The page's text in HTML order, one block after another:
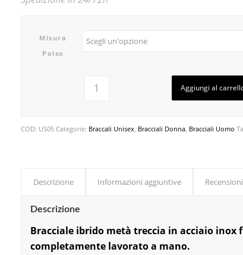
Misura
Polso
Aggiungi al
COD: US05 Categorie: Braccali Unisex, Bracciali Donna, Bracciali Uomo
Descrizione Informazioni aggiuntive
Descrizione
Bracciale ibrido metà treccia in acciaio inox
completamente lavorato a mano.